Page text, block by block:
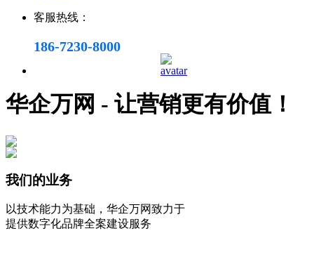
客服热线：
186-7230-8000
华企万网 - 让营销更有价值！
我们的业务
以技术能力为基础，华企万网致力于
提供数字化品牌全案建设服务